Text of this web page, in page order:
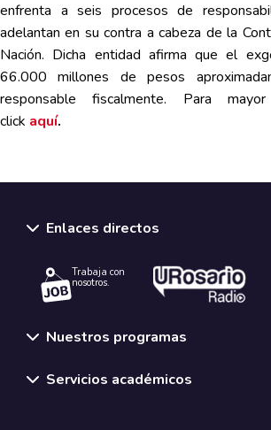
enfrenta a seis procesos de
adelantan en su contra a cabeza de la
Nación. Dicha entidad afirma que el
66.000 millones de pesos
responsable fiscalmente. Para
click aquí.
Enlaces directos
Trabaja con
nosotros.
Nuestros programas
Servicios académicos